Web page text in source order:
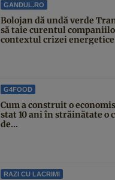
GANDUL.RO
Bolojan dă undă verde
să taie curentul
contextul crizei
G4FOOD
Cum a construit o
stat 10 ani în străinătate o
de...
RAZI CU LACRIMI